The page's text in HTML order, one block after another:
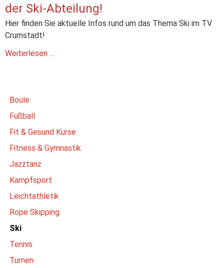
der Ski-Abteilung!
Hier finden Sie aktuelle Infos rund um das Thema Ski im TV
Crumstadt!
Weiterlesen …
Boule
Fußball
Fit & Gesund Kurse
Fitness & Gymnastik
Jazztanz
Kampfsport
Leichtathletik
Rope Skipping
Ski
Tennis
Turnen